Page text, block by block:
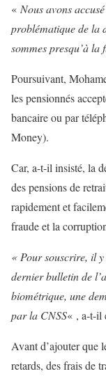
« Nous avons
problématique de la
sommes presqu’à la
Poursuivant,
les pensionnés
bancaire ou par
Money).
Car, a-t-il insisté, la
des pensions de
rapidement et
fraude et la
« Pour souscrire, il
dernier bulletin de
biométrique, une
par la CNSS« , a-t-il
Avant d’ajouter que
retards, des frais de